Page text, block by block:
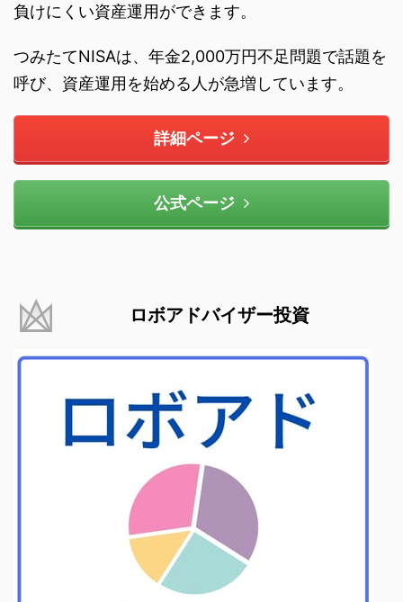
負けにくい資産運用ができます。
つみたてNISAは、年金2,000万円不足問題で話題を
呼び、資産運用を始める人が急増しています。
詳細ページ
公式ページ
ロボアドバイザー投資